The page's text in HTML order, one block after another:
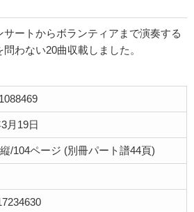
ートからボランティアまで演奏する
わない20曲収載しました。
月19日
/104ページ (別冊パート譜44頁)